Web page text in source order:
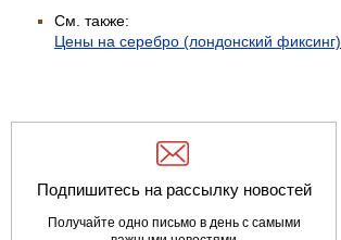
См. также:
Цены на серебро (лондонский фиксинг)
Подпишитесь на рассылку новостей
Получайте одно письмо в день с самыми